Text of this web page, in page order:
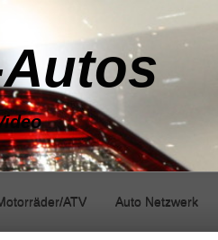
ATV Auto Netzwerk